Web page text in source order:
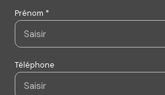
Prénom *
Téléphone